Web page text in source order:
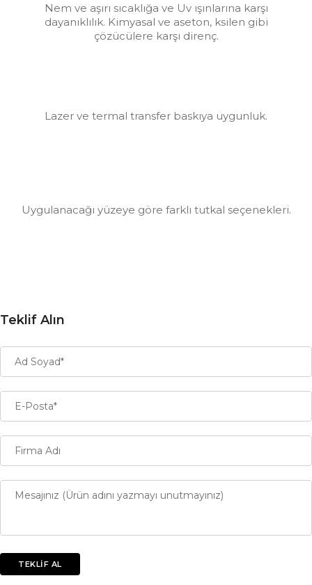
Nem ve aşırı sıcaklığa ve Uv ışınlarına karşı
dayanıklılık. Kimyasal ve aseton, ksilen gibi
çözücülere karşı direnç.
Lazer ve termal transfer baskıya uygunluk.
Uygulanacağı yüzeye göre farklı tutkal seçenekleri.
Teklif Alın